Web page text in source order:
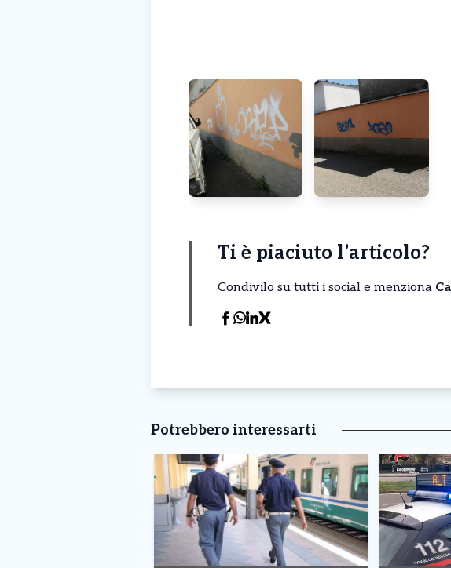
Ti è piaciuto l’articolo?
Condivilo su tutti i social e menziona
Potrebbero interessarti